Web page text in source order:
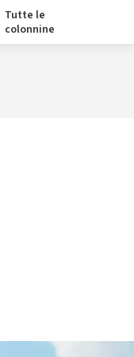
Tutte le
colonnine